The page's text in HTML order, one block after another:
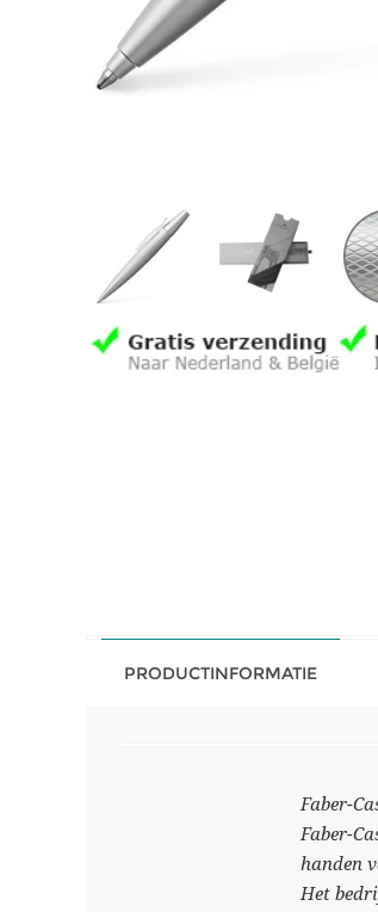
PRODUCTINFORMATIE
Faber-
Faber-
handen
Het